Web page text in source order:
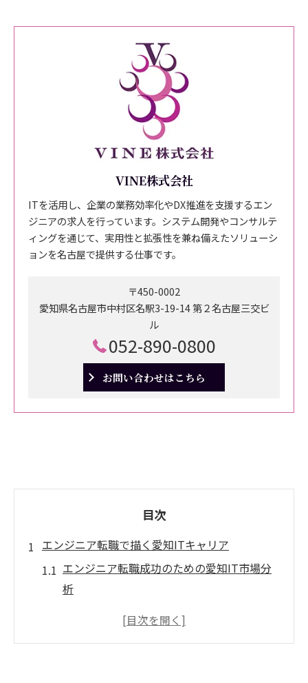
VINE株式会社
ITを活用し、企業の業務効率化やDX推進を支援するエン
ジニアの求人を行っています。システム開発やコンサルテ
ィングを通じて、実用性と拡張性を兼ね備えたソリューシ
ョンを名古屋で提供する仕事です。
〒450-0002
愛知県名古屋市中村区名駅3-19-14 第２名古屋三交ビ
ル
052-890-0800
お問い合わせはこちら
目次
エンジニア転職で描く愛知ITキャリア
エンジニア転職成功のための愛知IT市場分
析
愛知県IT企業の特徴とエンジニア求人動向